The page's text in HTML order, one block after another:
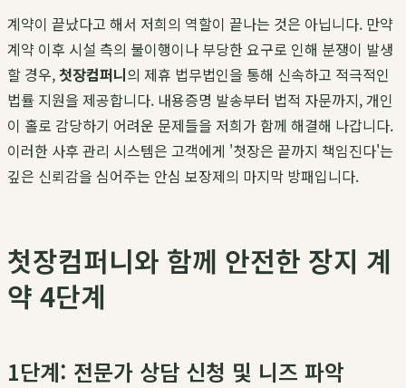
계약이 끝났다고 해서 저희의 역할이 끝나는 것은 아닙니다. 만약
계약 이후 시설 측의 불이행이나 부당한 요구로 인해 분쟁이 발생
할 경우,첫장컴퍼니의 제휴 법무법인을 통해 신속하고 적극적인
법률 지원을 제공합니다. 내용증명 발송부터 법적 자문까지, 개인
이 홀로 감당하기 어려운 문제들을 저희가 함께 해결해 나갑니다.
이러한 사후 관리 시스템은 고객에게 '첫장은 끝까지 책임진다'는
깊은 신뢰감을 심어주는 안심 보장제의 마지막 방패입니다.
첫장컴퍼니와 함께 안전한 장지 계
약 4단계
1단계: 전문가 상담 신청 및 니즈 파악